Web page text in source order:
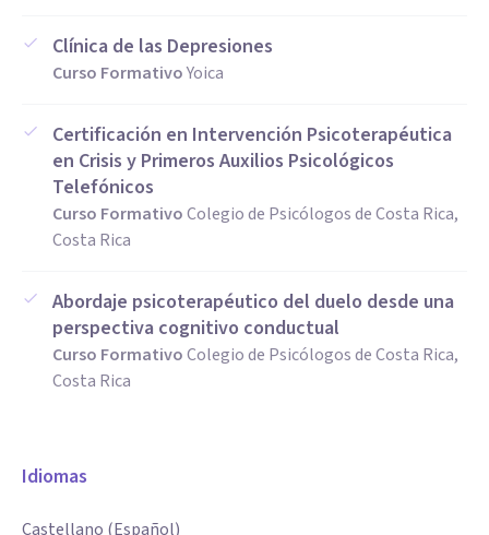
Clínica de las Depresiones
Curso FormativoYoica
Certificación en Intervención Psicoterapéutica
en Crisis y Primeros Auxilios Psicológicos
Telefónicos
Curso FormativoColegio de Psicólogos de Costa Rica,
Costa Rica
Abordaje psicoterapéutico del duelo desde una
perspectiva cognitivo conductual
Curso FormativoColegio de Psicólogos de Costa Rica,
Costa Rica
Idiomas
Castellano (Español)